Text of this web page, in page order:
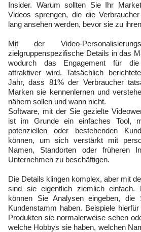
Insider. Warum sollten Sie Ihr
Videos sprengen, die die
lang ansehen werden, bevor sie zu
Mit der Video-
zielgruppenspezifische Details in das
wodurch das Engagement für die
attraktiver wird. Tatsächlich
Jahr, dass 81% der Verbraucher
Marken sie kennenlernen und
nähern sollen und wann nicht.
Software, mit der Sie gezielte
ist im Grunde ein einfaches Tool,
potenziellen oder bestehenden
können, um sich verstärkt mit
Namen, Standorten oder früheren
Unternehmen zu beschäftigen.
Die Details klingen komplex, aber mit
sind sie eigentlich ziemlich einfach.
können Sie Analysen eingeben,
Kundenstamm haben. Beispiele
Produkten sie normalerweise sehen
welche Hobbys sie haben, welchen